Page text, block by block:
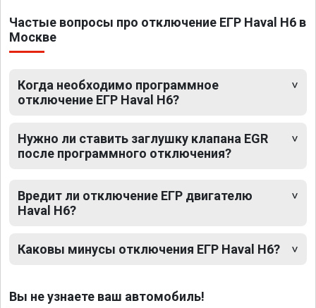
Частые вопросы про отключение ЕГР Haval H6 в
Москве
Когда необходимо программное
отключение ЕГР Haval H6?
Нужно ли ставить заглушку клапана EGR
после программного отключения?
Вредит ли отключение ЕГР двигателю
Haval H6?
Каковы минусы отключения ЕГР Haval H6?
Вы не узнаете ваш автомобиль!